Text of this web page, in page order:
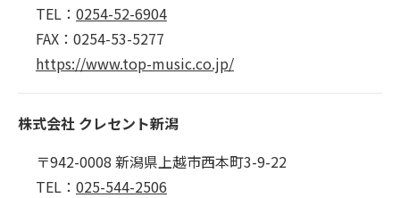
TEL： 0254-52-6904
FAX：0254-53-5277
https://www.top-music.co.jp/
株式会社 クレセント新潟
〒942-0008 新潟県上越市西本町3-9-22
TEL： 025-544-2506